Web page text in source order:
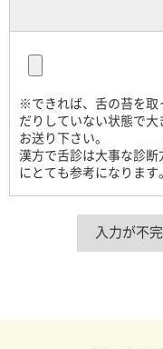
※できれば、舌の苔を取
だりしていない状態で
お送り下さい。
漢方で舌診は大事な診
にとても参考になります。